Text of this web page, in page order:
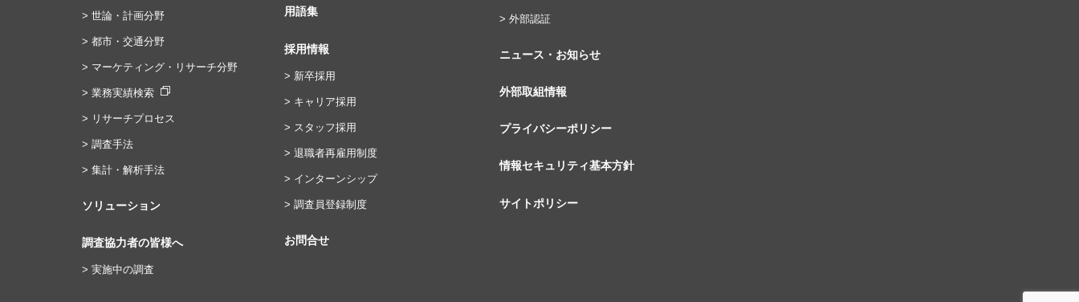
> 世論・計画分野
> 都市・交通分野
> マーケティング・リサーチ分野
> 業務実績検索
> リサーチプロセス
> 調査手法
> 集計・解析手法
ソリューション
調査協力者の皆様へ
> 実施中の調査
用語集
採用情報
> 新卒採用
> キャリア採用
> スタッフ採用
> 退職者再雇用制度
> インターンシップ
> 調査員登録制度
お問合せ
> 外部認証
ニュース・お知らせ
外部取組情報
プライバシーポリシー
情報セキュリティ基本方針
サイトポリシー